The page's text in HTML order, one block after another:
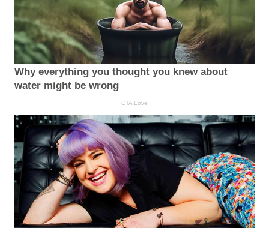
Why everything you thought you knew about
water might be wrong
CTA Love